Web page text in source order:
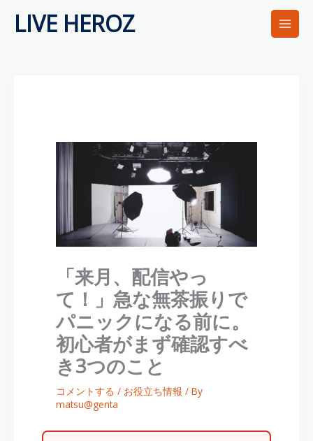
LIVE HEROZ
「来月、配信やっ
て！」急な無茶振りで
パニックになる前に。
初心者がまず確認すべ
き3つのこと
コメントする / お役立ち情報 / By
matsu@genta